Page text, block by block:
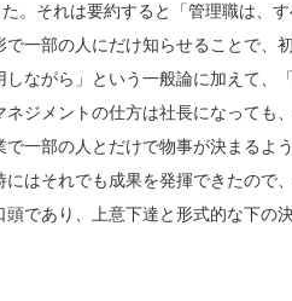
。それは要約すると「管理職は、
一部の人にだけ知らせることで、
ながら」という一般論に加えて、
ジメントの仕方は社長になっても
一部の人とだけで物事が決まる
はそれでも成果を発揮できたので
であり、上意下達と形式的な下の